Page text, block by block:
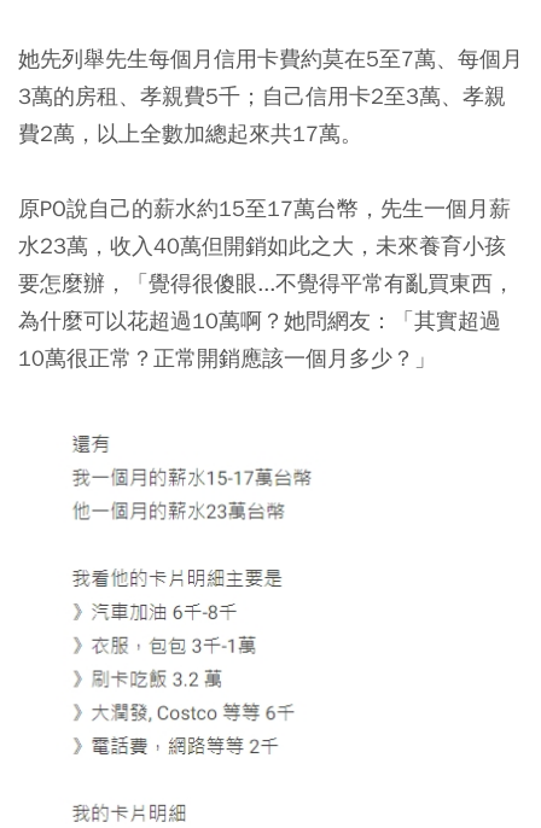
她先列舉先生每個月信用卡費約莫在5至7萬、每個月
3萬的房租、孝親費5千；自己信用卡2至3萬、孝親
費2萬，以上全數加總起來共17萬。
原PO說自己的薪水約15至17萬台幣，先生一個月薪
水23萬，收入40萬但開銷如此之大，未來養育小孩
要怎麼辦，「覺得很傻眼...不覺得平常有亂買東西，
為什麼可以花超過10萬啊？她問網友：「其實超過
10萬很正常？正常開銷應該一個月多少？」